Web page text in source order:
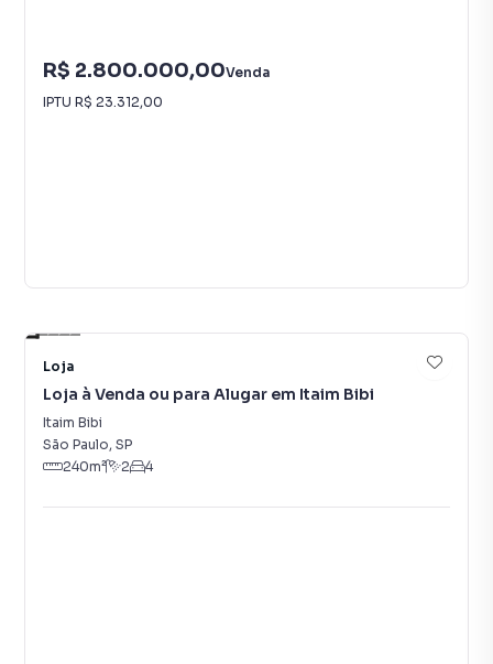
R$ 2.800.000,00Venda
IPTU R$ 23.312,00
Loja
Loja à Venda ou para Alugar em Itaim Bibi
Itaim Bibi
São Paulo, SP
240m² 2 4